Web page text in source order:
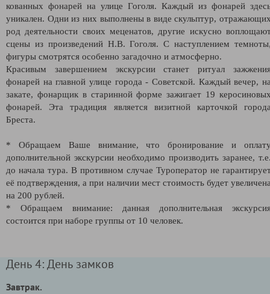
кованных фонарей на улице Гоголя. Каждый из фонарей
уникален. Одни из них выполнены в виде скульптур,
род деятельности своих меценатов, другие искусно
сцены из произведений Н.В. Гоголя. С наступлением
фигуры смотрятся особенно загадочно и атмосферно.
Красивым завершением экскурсии станет ритуал
фонарей на главной улице города - Советской. Каждый вечер,
закате, фонарщик в старинной форме зажигает 19
фонарей. Эта традиция является визитной карточкой
Бреста.
* Обращаем Ваше внимание, что бронирование и
дополнительной экскурсии необходимо производить заранее,
до начала тура. В противном случае Туроператор не
её подтверждения, а при наличии мест стоимость будет
на 200 рублей.
* Обращаем внимание: данная дополнительная
состоится при наборе группы от 10 человек.
День 4: День замков
Завтрак.